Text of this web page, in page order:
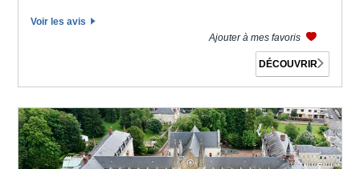
Voir les avis
Ajouter à mes favoris
DÉCOUVRIR